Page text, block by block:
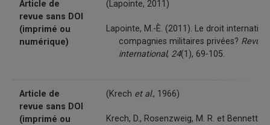
Article de
revue sans DOI
(imprimé ou
numérique)
(Lapointe, 2011)
Lapointe, M.-È. (2011). Le droit
compagnies militaires privées? Revue
international, 24(1), 69-105.
Article de
revue sans DOI
(imprimé ou
(Krech et al., 1966)
Krech, D., Rosenzweig, M. R. et Bennett,